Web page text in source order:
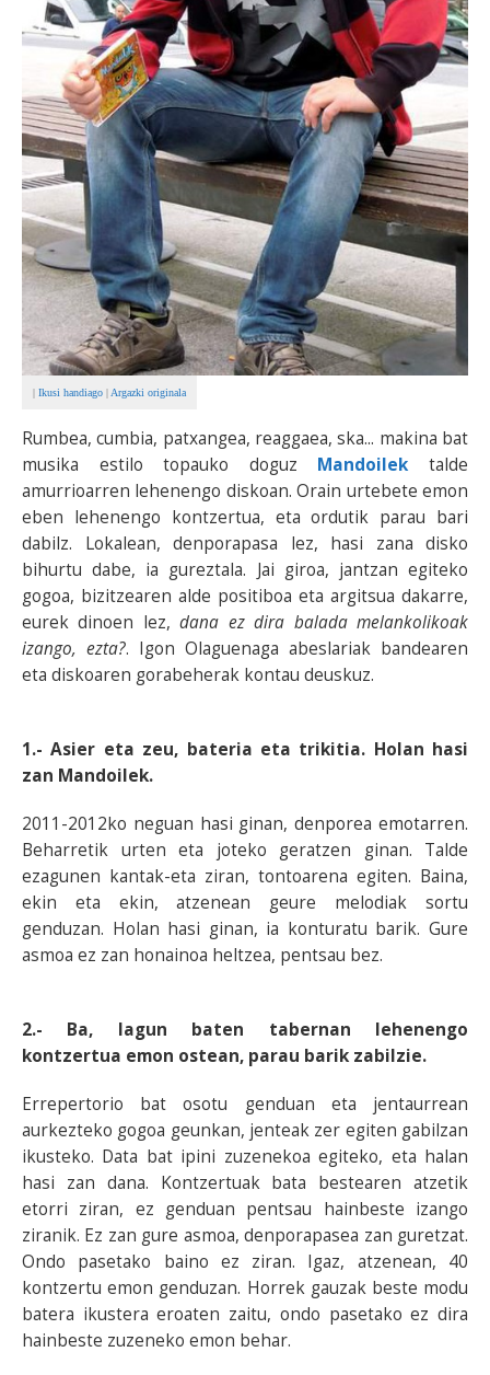
| Ikusi handiago | Argazki originala
Rumbea, cumbia, patxangea, reaggaea, ska... makina bat
musika estilo topauko doguz Mandoilektalde
amurrioarren lehenengo diskoan. Orain urtebete emon
eben lehenengo kontzertua, eta ordutik parau bari
dabilz. Lokalean, denporapasa lez, hasi zana disko
bihurtu dabe, ia gureztala. Jai giroa, jantzan egiteko
gogoa, bizitzearen alde positiboa eta argitsua dakarre,
eurek dinoen lez, dana ez dira balada melankolikoak
izango, ezta?. Igon Olaguenaga abeslariak bandearen
eta diskoaren gorabeherak kontau deuskuz.
1.- Asier eta zeu, bateria eta trikitia. Holan hasi
zan Mandoilek.
2011-2012ko neguan hasi ginan, denporea emotarren.
Beharretik urten eta joteko geratzen ginan. Talde
ezagunen kantak-eta ziran, tontoarena egiten. Baina,
ekin eta ekin, atzenean geure melodiak sortu
genduzan. Holan hasi ginan, ia konturatu barik. Gure
asmoa ez zan honainoa heltzea, pentsau bez.
2.- Ba, lagun baten tabernan lehenengo
kontzertua emon ostean, parau barik zabilzie.
Errepertorio bat osotu genduan eta jentaurrean
aurkezteko gogoa geunkan, jenteak zer egiten gabilzan
ikusteko. Data bat ipini zuzenekoa egiteko, eta halan
hasi zan dana. Kontzertuak bata bestearen atzetik
etorri ziran, ez genduan pentsau hainbeste izango
ziranik. Ez zan gure asmoa, denporapasea zan guretzat.
Ondo pasetako baino ez ziran. Igaz, atzenean, 40
kontzertu emon genduzan. Horrek gauzak beste modu
batera ikustera eroaten zaitu, ondo pasetako ez dira
hainbeste zuzeneko emon behar.